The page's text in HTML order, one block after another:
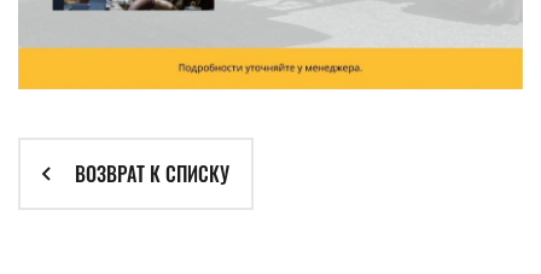
ВОЗВРАТ К СПИСКУ